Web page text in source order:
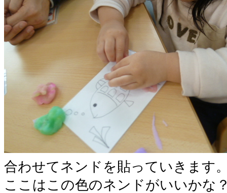
合わせてネンドを貼っていきます
ここはこの色のネンドがいいかな